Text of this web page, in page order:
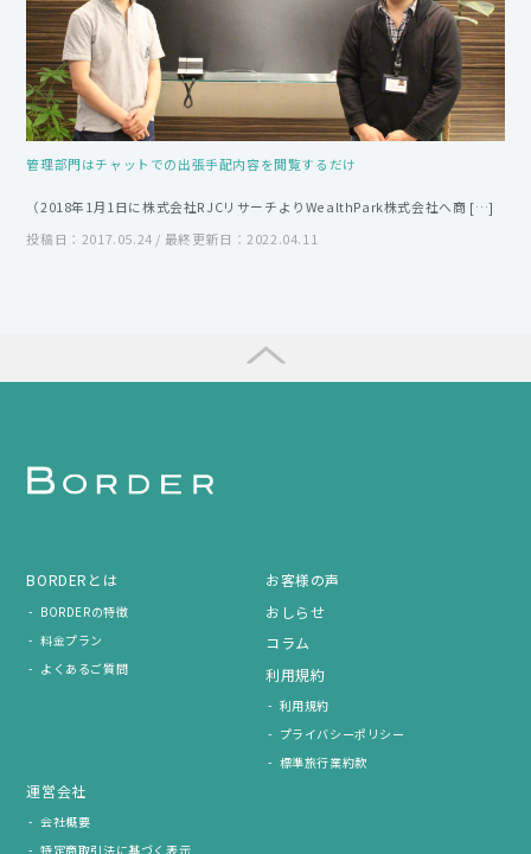
管理部門はチャットでの出張手配内容を閲覧するだけ
（2018年1月1日に株式会社RJCリサーチよりWealthPark株式会社へ商 […]
投稿日：2017.05.24 / 最終更新日：2022.04.11
BORDERとは
BORDERの特徴
料金プラン
よくあるご質問
お客様の声
おしらせ
コラム
利用規約
利用規約
プライバシーポリシー
標準旅行業約款
運営会社
会社概要
特定商取引法に基づく表示